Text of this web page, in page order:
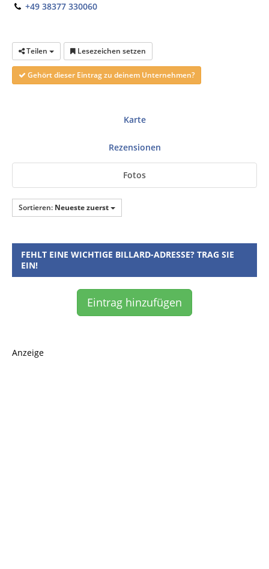
+49 38377 330060
Teilen Lesezeichen setzen
Gehört dieser Eintrag zu deinem Unternehmen?
Karte
Rezensionen
Fotos
Sortieren: Neueste zuerst
FEHLT EINE WICHTIGE BILLARD-ADRESSE? TRAG SIE
EIN!
Eintrag hinzufügen
Anzeige